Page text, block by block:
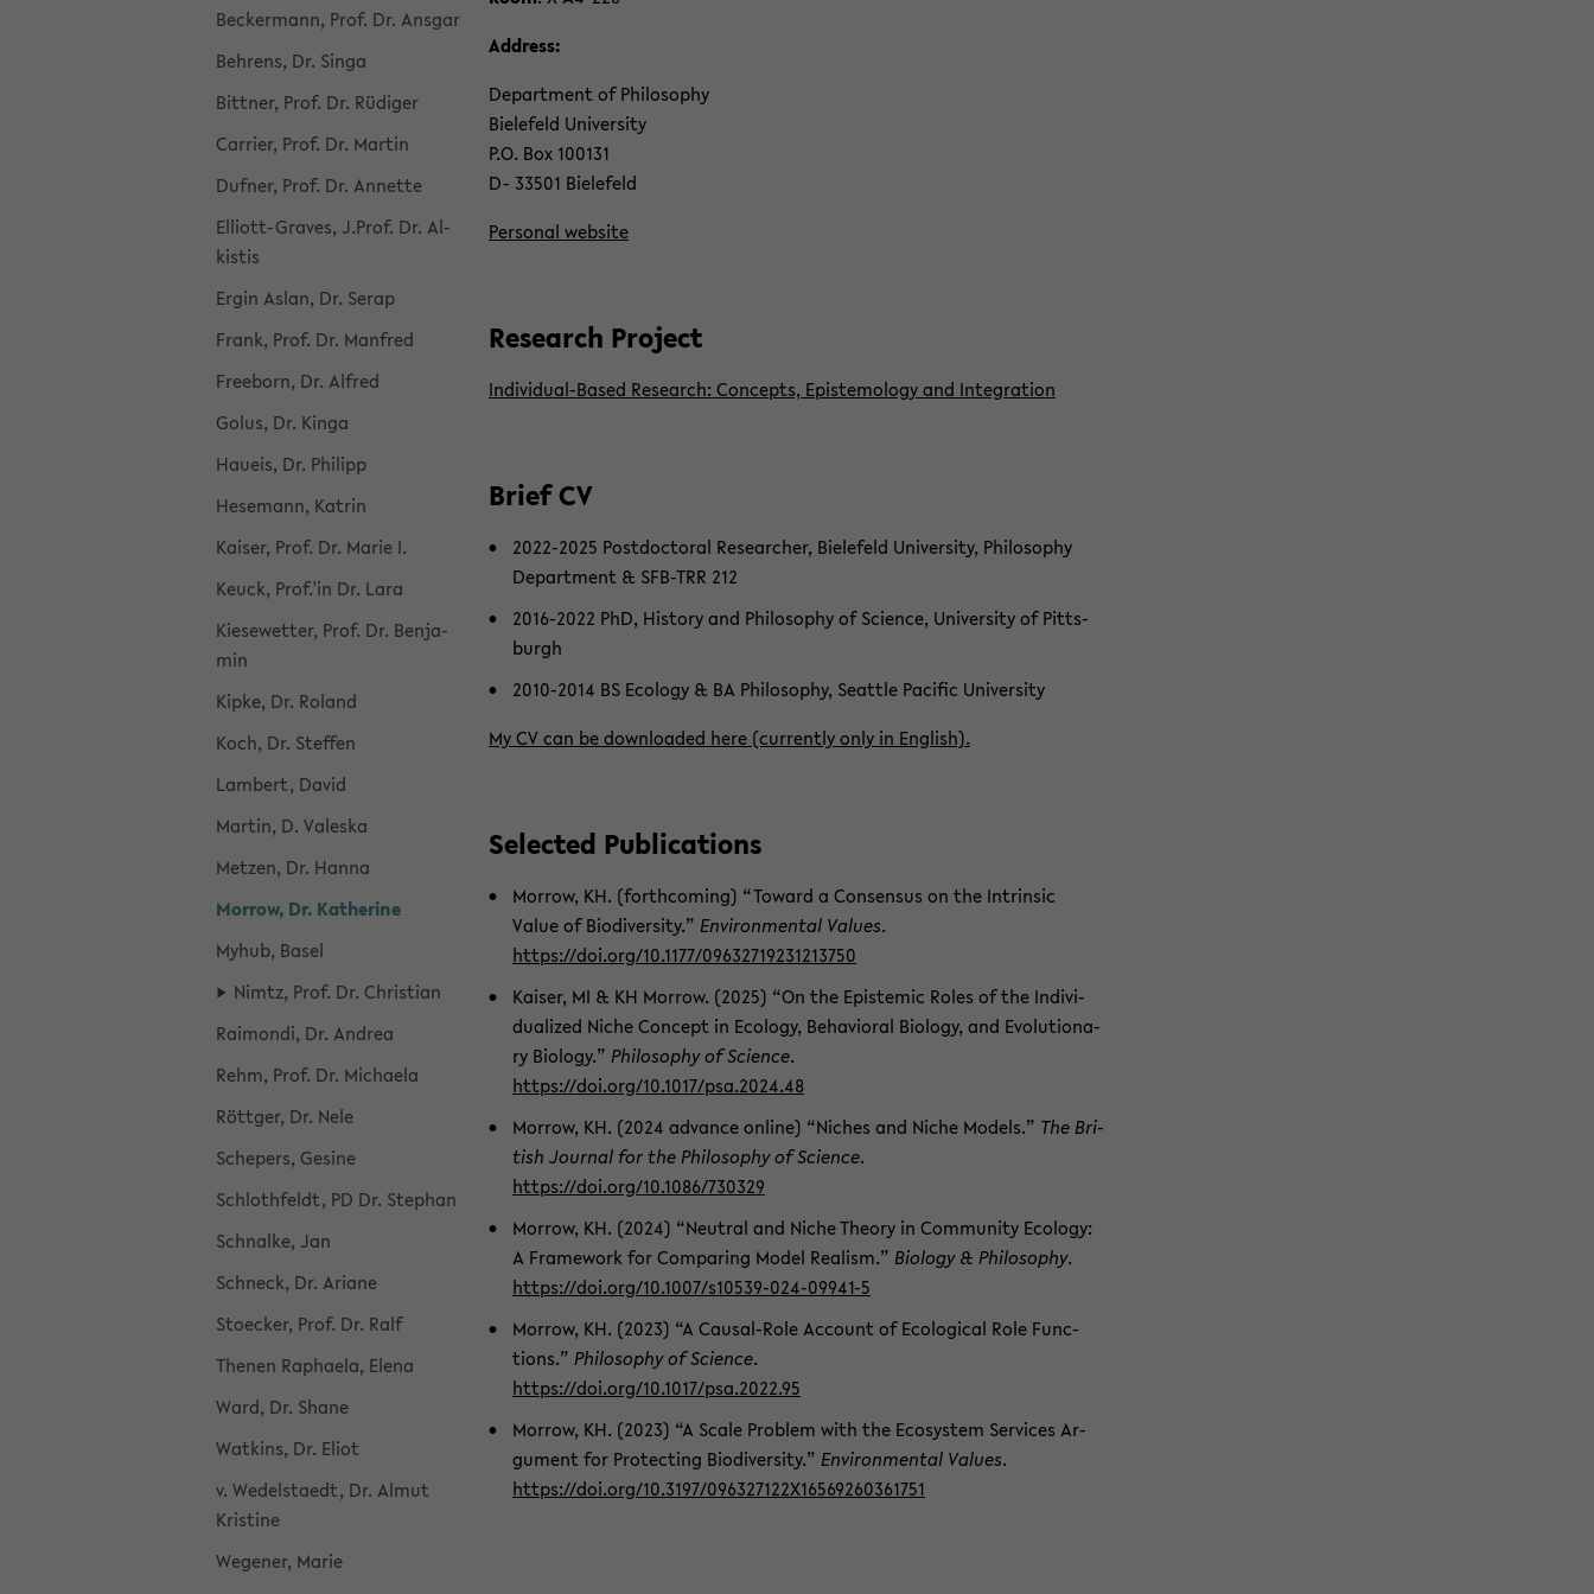
Be­cker­mann, Prof. Dr. Ans­gar
Beh­rens, Dr. Singa
Bitt­ner, Prof. Dr. Rü­di­ger
Car­ri­er, Prof. Dr. Mar­tin
Duf­ner, Prof. Dr. An­net­te
Elliott-​Graves, J.Prof. Dr. Al­
kis­tis
Ergin Aslan, Dr. Serap
Frank, Prof. Dr. Man­fred
Free­born, Dr. Al­fred
Golus, Dr. Kinga
Hau­eis, Dr. Phil­ipp
Hese­mann, Kat­rin
Kai­ser, Prof. Dr. Marie I.
Keuck, Prof.'in Dr. Lara
Kie­se­wet­ter, Prof. Dr. Ben­ja­
min
Kipke, Dr. Ro­land
Koch, Dr. Stef­fen
Lam­bert, David
Mar­tin, D. Val­es­ka
Met­zen, Dr. Hanna
Mor­row, Dr. Ka­the­ri­ne
Myhub, Basel
Nimtz, Prof. Dr. Chris­ti­an
Rai­mon­di, Dr. An­drea
Rehm, Prof. Dr. Mi­chae­la
Rött­ger, Dr. Nele
Sche­pers, Ge­si­ne
Schloth­feldt, PD Dr. Ste­phan
Schnal­ke, Jan
Schneck, Dr. Aria­ne
Sto­ecker, Prof. Dr. Ralf
The­nen Ra­phae­la, Elena
Ward, Dr. Shane
Wat­kins, Dr. Eliot
v. We­del­sta­edt, Dr. Almut
Kris­ti­ne
We­ge­ner, Marie
Ad­dress:
De­part­ment of Phi­lo­so­phy
Bie­le­feld Uni­ver­si­ty
P.O. Box 100131
D- 33501 Bie­le­feld
Per­so­nal web­site
Re­se­arch Pro­ject
Individual-​​Based Re­se­arch: Con­cepts, Epis­te­mo­lo­gy and In­te­gra­ti­on
Brief CV
2022-​2025 Post­doc­to­ral Re­se­ar­cher, Bie­le­feld Uni­ver­si­ty, Phi­lo­so­phy
De­part­ment & SFB-​TRR 212
2016-​2022 PhD, His­to­ry and Phi­lo­so­phy of Sci­ence, Uni­ver­si­ty of Pitts­
burgh
2010-​2014 BS Eco­lo­gy & BA Phi­lo­so­phy, Se­at­tle Pa­ci­fic Uni­ver­si­ty
My CV can be down­loa­ded here (cur­r­ent­ly only in Eng­lish).
Selec­ted Pu­bli­ca­ti­ons
Mor­row, KH. (forth­co­ming) “To­ward a Con­sen­sus on the In­trinsic
Value of Bio­di­ver­si­ty.” En­vi­ron­men­tal Va­lues.
https://doi.org/10.1177/09632719231213750
Kai­ser, MI & KH Mor­row. (2025) “On the Epis­temic Roles of the In­di­vi­
dua­li­zed Niche Con­cept in Eco­lo­gy, Be­ha­vio­ral Bio­lo­gy, and Evo­lu­tio­na­
ry Bio­lo­gy.” Phi­lo­so­phy of Sci­ence.
https://doi.org/10.1017/psa.2024.48
Mor­row, KH. (2024 ad­van­ce on­line) “Ni­ches and Niche Mo­dels.” The Bri­
tish Jour­nal for the Phi­lo­so­phy of Sci­ence.
https://doi.org/10.1086/730329
Mor­row, KH. (2024) “Neu­tral and Niche Theo­ry in Com­mu­ni­ty Eco­lo­gy:
A Frame­work for Com­pa­ring Model Rea­lism.” Bio­lo­gy & Phi­lo­so­phy.
https://doi.org/10.1007/s10539-​024-09941-5
Mor­row, KH. (2023) “A Causal-​Role Ac­count of Eco­lo­gi­cal Role Func­
tions.” Phi­lo­so­phy of Sci­ence.
https://doi.org/10.1017/psa.2022.95
Mor­row, KH. (2023) “A Scale Pro­blem with the Eco­sys­tem Ser­vices Ar­
gu­ment for Pro­tec­ting Bio­di­ver­si­ty.” En­vi­ron­men­tal Va­lues.
https://doi.org/10.3197/096327122X16569260361751